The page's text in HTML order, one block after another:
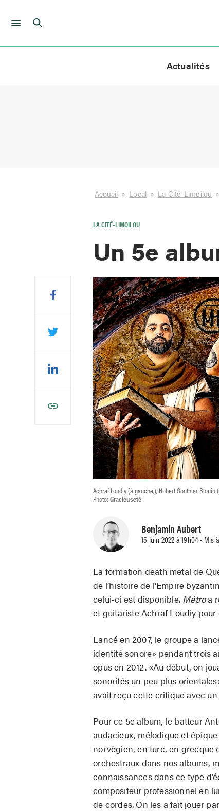
Skip
Actualités
Accueil » Local » La Cité–Limoilou »
LA CITÉ–LIMOILOU
Un 5e
Achraf Loudiy (à gauche,), Hubert Gonthier
Photo:Gracieuseté
Benjamin Aubert
15 juin 2022 à 19h04 - Mis
La formation death metal de
de l’histoire de l’Empire
celui-ci est disponible. Métroa
et guitariste Achraf Loudiy pour
Lancé en 2007, le groupe a
identité sonore» pendant trois
opus en 2012. «Au début, on
sonorités un peu plus
avait reçu cette critique avec
Pour ce 5e album, le batteur
audacieux, mélodique et
norvégien, en turc, en grecque
orchestraux dans nos albums,
connaissances dans ce type
compositeur professionnel en
de cordes. On les a fait jouer